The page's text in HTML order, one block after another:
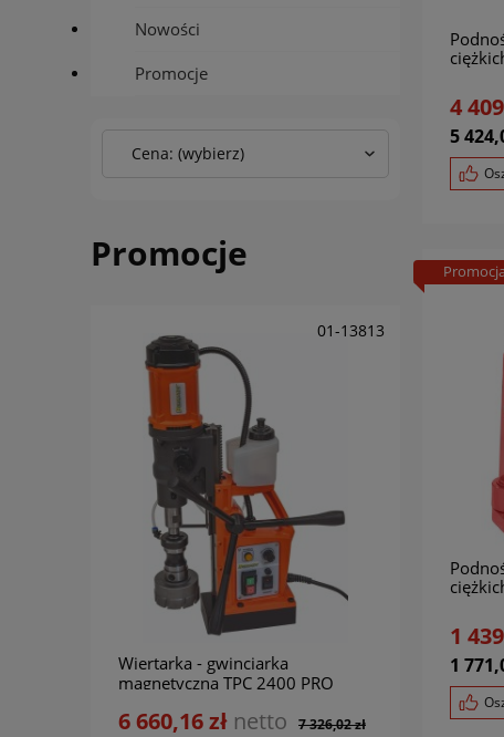
Nowości
Promocje
Cena: (wybierz)
Promocje
01-13813
Wiertarka - gwinciarka
magnetyczna TPC 2400 PRO
6 660,16 zł netto 7 326,02 zł
16 P /
6
5
4
1
1
Promocja